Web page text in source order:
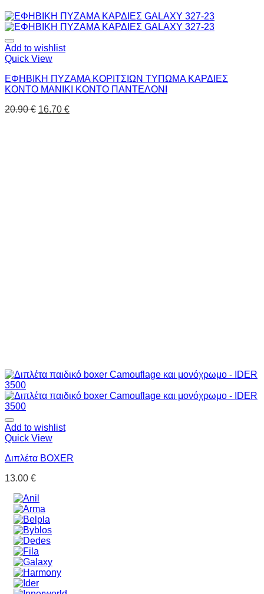
Add to wishlist
Quick View
ΕΦΗΒΙΚΗ ΠΥΖΑΜΑ ΚΟΡΙΤΣΙΩΝ ΤΥΠΩΜΑ ΚΑΡΔΙΕΣ
ΚΟΝΤΟ ΜΑΝΙΚΙ ΚΟΝΤΟ ΠΑΝΤΕΛΟΝΙ
20.90€ 16.70 €
Add to wishlist
Quick View
Διπλέτα BOXER
13.00 €